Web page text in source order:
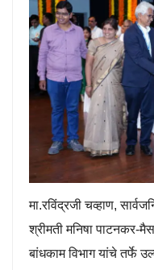
मा.रविंद्रजी चव्हाण,
श्रीमती मनिषा पाटनकर-
बांधकाम विभाग यांचे तर्फे